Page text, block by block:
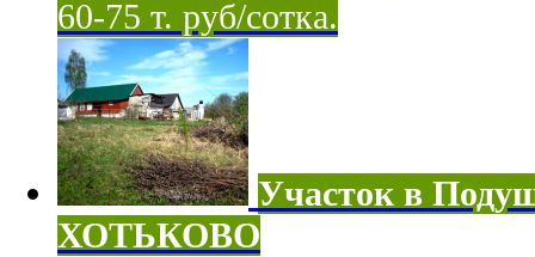
60-75 т. руб/сотка.
Участок в
ХОТЬКОВО